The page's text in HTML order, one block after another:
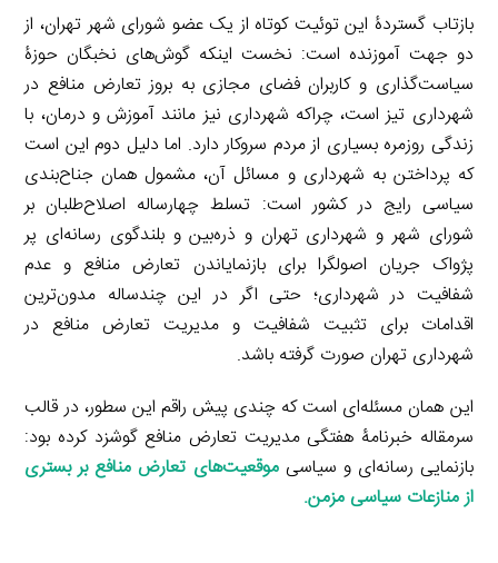
بازتاب گستردۀ این توئیت کوتاه از یک عضو شورای شهر تهران، از
دو جهت آموزنده است: نخست اینکه گوش‌های نخبگان حوزۀ
سیاست‌گذاری و کاربران فضای مجازی به بروز تعارض منافع در
شهرداری تیز است، چراکه شهرداری نیز مانند آموزش و درمان، با
زندگی روزمره بسیاری از مردم سروکار دارد. اما دلیل دوم این است
که پرداختن به شهرداری و مسائل آن، مشمول همان جناح‌بندی
سیاسی رایج در کشور است: تسلط چهارساله اصلاح‌طلبان بر
شورای شهر و شهرداری تهران و ذره‌بین و بلندگوی رسانه‌ای پر
پژواک جریان اصولگرا برای بازنمایاندن تعارض منافع و عدم
شفافیت در شهرداری؛ حتی اگر در این چندساله مدون‌ترین
اقدامات برای تثبیت شفافیت و مدیریت تعارض منافع در
شهرداری تهران صورت گرفته باشد.
این همان مسئله‌ای است که چندی پیش راقم این سطور، در قالب
سرمقاله خبرنامۀ هفتگی مدیریت تعارض منافع گوشزد کرده بود:
بازنمایی رسانه‌ای و سیاسیموقعیت‌های تعارض منافع بر بستری
از منازعات سیاسی مزمن.